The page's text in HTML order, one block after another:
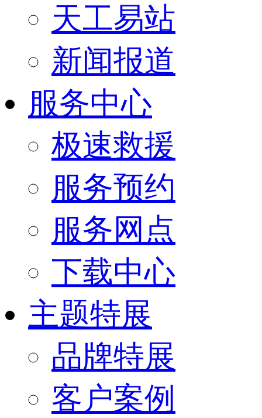
天工易站
新闻报道
服务中心
极速救援
服务预约
服务网点
下载中心
主题特展
品牌特展
客户案例